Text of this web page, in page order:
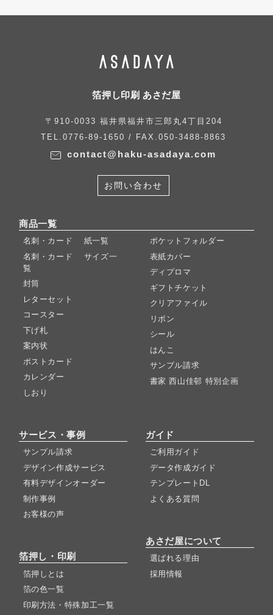
箔押し印刷 あさだ屋
〒910-0033 福井県福井市三郎丸4丁目204
TEL.0776-89-1650 / FAX.050-3488-8863
contact@haku-asadaya.com
お問い合わせ
商品一覧
名刺・カード 紙一覧
名刺・カード サイズ一
覧
封筒
レターセット
コースター
下げ札
案内状
ポストカード
カレンダー
しおり
ポケットフォルダー
表紙カバー
ディプロマ
ギフトチケット
クリアファイル
リボン
シール
はんこ
サンプル請求
書家 西山佳邨 特別企画
サービス・事例
サンプル請求
デザイン作成サービス
有料デザインオーダー
制作事例
お客様の声
箔押し・印刷
箔押しとは
箔の色一覧
印刷方法・特殊加工一覧
ガイド
ご利用ガイド
データ作成ガイド
テンプレートDL
よくある質問
あさだ屋について
選ばれる理由
採用情報